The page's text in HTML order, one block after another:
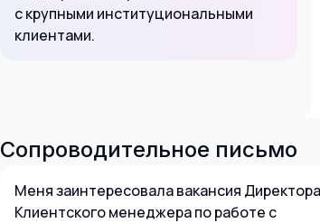
с крупными институциональными
клиентами.
Сопроводительное письмо
Меня заинтересовала вакансия
Клиентского менеджера по работе с